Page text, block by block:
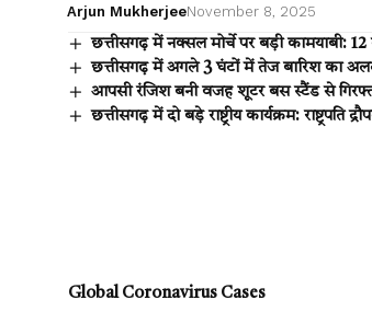
Arjun MukherjeeNovember 8, 2025
छत्तीसगढ़ में नक्सल मोर्चे पर बड़ी कामयाबी:
छत्तीसगढ़ में अगले 3 घंटों में तेज बारिश का
आपसी रंजिश बनी वजह शूटर बस स्टैंड से
छत्तीसगढ़ में दो बड़े राष्ट्रीय कार्यक्रम:
Global Coronavirus Cases